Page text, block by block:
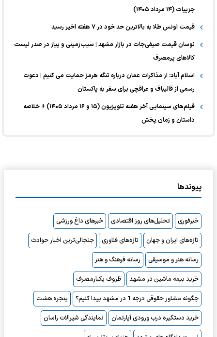
جزییات (۱۴ مرداد ۱۴۰۵)
قیمت اونس طلا به بالاترین حد خود در ۷ هفته اخیر رسید
نوسان قیمت صیفی‌جات در بازار مشهد | سیب‌زمینی و پیاز در صدر لیست
کالا‌های پرمصرف
اسلام آباد: از مذاکرات عمان درباره تنگه هرمز حمایت می کنیم | دعوت
رسمی از قالیباف و عراقچی برای سفر به پاکستان
فیلم‌های سینمایی آخر هفته تلویزیون (۱۵ و ۱۶ مرداد ۱۴۰۵) + خلاصه
داستان و زمان پخش
پیوندها
خبرفوری تحلیل‌های روز اقتصادی
خبرهای داغ ورزشی
تازه‌های ایران و جهان
تازه‌های فناوری
جنجالی‌ترین اخبار حوادث
رسانه هنر و موسیقی
رسانه فرهنگ و هنر
خرید بیمه ماشین در مشهد
ظروف یکبارمصرف
چگونه مشاور حقوقی درجه 1 در مشهد پیدا کنیم؟
پنجره هشت
خرید دستگیره درب ورودی آپارتمان
نمایندگی شیرالات راسان